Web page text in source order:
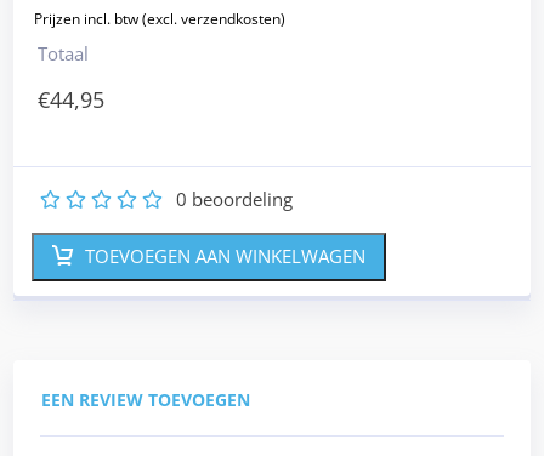
Totaal
€44,95
5
4
3
2 0 beoordeling
TOEVOEGEN AAN WINKELWAGEN
EEN REVIEW TOEVOEGEN